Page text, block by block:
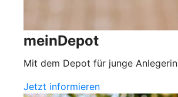
meinDepot
Mit dem Depot für junge
Jetzt informieren